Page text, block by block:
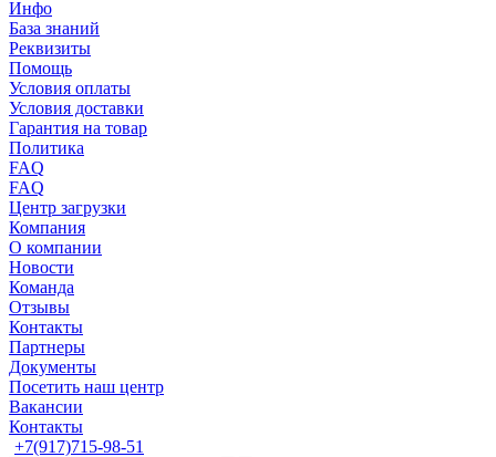
Инфо
База знаний
Реквизиты
Помощь
Условия оплаты
Условия доставки
Гарантия на товар
Политика
FAQ
FAQ
Центр загрузки
Компания
О компании
Новости
Команда
Отзывы
Контакты
Партнеры
Документы
Посетить наш центр
Вакансии
Контакты
+7(917)715-98-51